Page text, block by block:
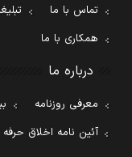
تماس با ما
همکاری با ما
درباره ما
معرفی روزنامه
آئین نامه اخلاق